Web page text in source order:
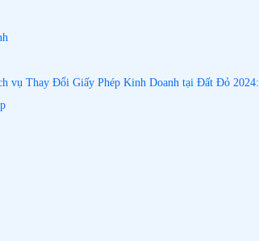
vụ Thay Đổi Giấy Phép Kinh Doanh tại Đất Đỏ 2024: